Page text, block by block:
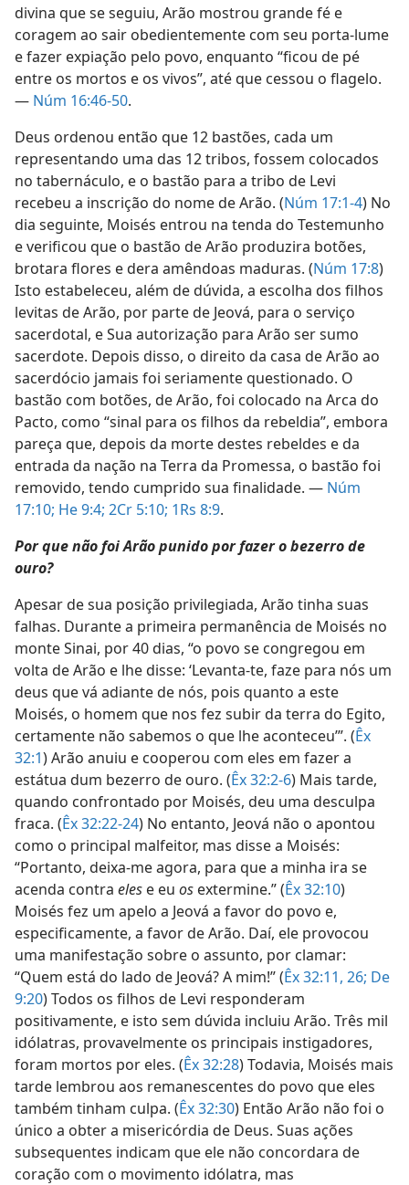
divina que se seguiu, Arão mostrou grande fé e
coragem ao sair obedientemente com seu porta-lume
e fazer expiação pelo povo, enquanto “ficou de pé
entre os mortos e os vivos”, até que cessou o flagelo.
— Núm 16:46-50.
Deus ordenou então que 12 bastões, cada um
representando uma das 12 tribos, fossem colocados
no tabernáculo, e o bastão para a tribo de Levi
recebeu a inscrição do nome de Arão. (Núm 17:1-4) No
dia seguinte, Moisés entrou na tenda do Testemunho
e verificou que o bastão de Arão produzira botões,
brotara flores e dera amêndoas maduras. (Núm 17:8)
Isto estabeleceu, além de dúvida, a escolha dos filhos
levitas de Arão, por parte de Jeová, para o serviço
sacerdotal, e Sua autorização para Arão ser sumo
sacerdote. Depois disso, o direito da casa de Arão ao
sacerdócio jamais foi seriamente questionado. O
bastão com botões, de Arão, foi colocado na Arca do
Pacto, como “sinal para os filhos da rebeldia”, embora
pareça que, depois da morte destes rebeldes e da
entrada da nação na Terra da Promessa, o bastão foi
removido, tendo cumprido sua finalidade. — Núm
17:10; He 9:4; 2Cr 5:10; 1Rs 8:9.
Por que não foi Arão punido por fazer o bezerro de
ouro?
Apesar de sua posição privilegiada, Arão tinha suas
falhas. Durante a primeira permanência de Moisés no
monte Sinai, por 40 dias, “o povo se congregou em
volta de Arão e lhe disse: ‘Levanta-te, faze para nós um
deus que vá adiante de nós, pois quanto a este
Moisés, o homem que nos fez subir da terra do Egito,
certamente não sabemos o que lhe aconteceu’”. (Êx
32:1) Arão anuiu e cooperou com eles em fazer a
estátua dum bezerro de ouro. (Êx 32:2-6) Mais tarde,
quando confrontado por Moisés, deu uma desculpa
fraca. (Êx 32:22-24) No entanto, Jeová não o apontou
como o principal malfeitor, mas disse a Moisés:
“Portanto, deixa-me agora, para que a minha ira se
acenda contra eles e eu os extermine.” (Êx 32:10)
Moisés fez um apelo a Jeová a favor do povo e,
especificamente, a favor de Arão. Daí, ele provocou
uma manifestação sobre o assunto, por clamar:
“Quem está do lado de Jeová? A mim!” (Êx 32:11, 26; De
9:20) Todos os filhos de Levi responderam
positivamente, e isto sem dúvida incluiu Arão. Três mil
idólatras, provavelmente os principais instigadores,
foram mortos por eles. (Êx 32:28) Todavia, Moisés mais
tarde lembrou aos remanescentes do povo que eles
também tinham culpa. (Êx 32:30) Então Arão não foi o
único a obter a misericórdia de Deus. Suas ações
subsequentes indicam que ele não concordara de
coração com o movimento idólatra, mas